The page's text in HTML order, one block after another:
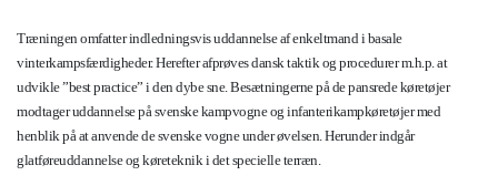
Træningen omfatter indledningsvis uddannelse af enkeltmand i basale
vinterkampsfærdigheder. Herefter afprøves dansk taktik og procedurer m.h.p. at
udvikle ”best practice” i den dybe sne. Besætningerne på de pansrede køretøjer
modtager uddannelse på svenske kampvogne og infanterikampkøretøjer med
henblik på at anvende de svenske vogne under øvelsen. Herunder indgår
glatføreuddannelse og køreteknik i det specielle terræn.